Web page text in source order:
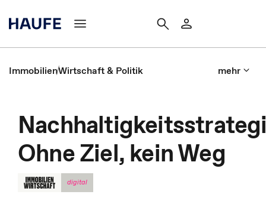
ImmobilienWirtschaft & Politik mehr
Ohne Ziel, kein Weg
digital